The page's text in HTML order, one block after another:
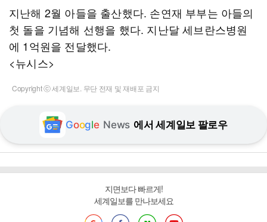
지난해 2월 아들을 출산했다. 손연재 부부는 아들의
첫 돌을 기념해 선행을 했다. 지난달 세브란스병원
에 1억원을 전달했다.
<뉴시스>
Copyright ⓒ 세계일보. 무단 전재 및 재배포 금지
Google News 에서 세계일보 팔로우
지면보다 빠르게!
세계일보를 만나보세요